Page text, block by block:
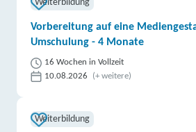
Weiterbildung
Vorbereitung auf eine
Umschulung - 4 Monate
16 Wochen in Vollzeit
10.08.2026
(+ weitere)
Weiterbildung